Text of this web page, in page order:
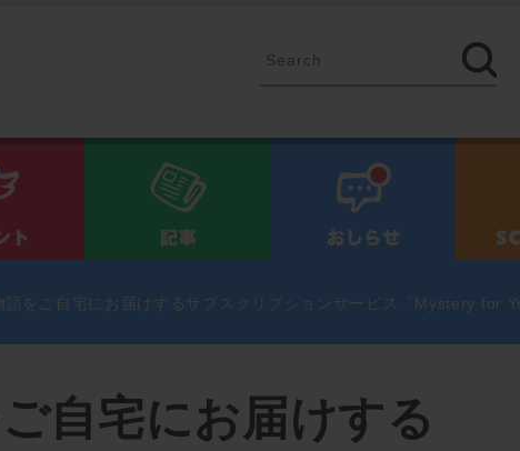
語をご自宅にお届けするサブスクリプションサービス『Mystery for
自宅にお届けする